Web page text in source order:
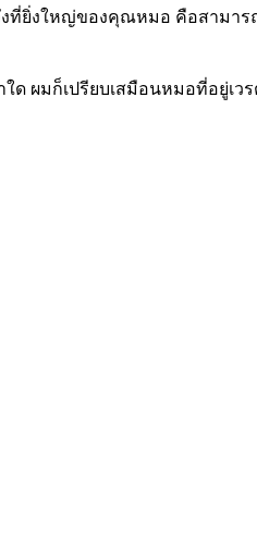
ที่ยิ่งใหญ่ของคุณหมอ คือสามา
ใด ผมก็เปรียบเสมือนหมอที่อยู่